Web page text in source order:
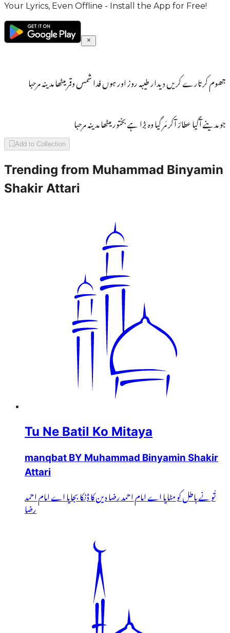
Your Lyrics, Even Offline - Install the App for Free!
جھوم کرتارے کریں دیدار طیبہ روز اور ہوں فدا شمس وقمر میٹھا مدینہ مرحبا
جو مدینے آگیا عطارؔ آکر مَر گیا وہ بڑا ہے بختور میٹھا مدینہ مرحبا
Add to Collection
Trending from Muhammad Binyamin
Shakir Attari
Tu Ne Batil Ko Mitaya
manqbat BY Muhammad Binyamin Shakir
Attari
تُو نے باطل کو مٹایا اے امام احمد رضا دین کا ڈنکا بجایا اے امام احمد
رضا